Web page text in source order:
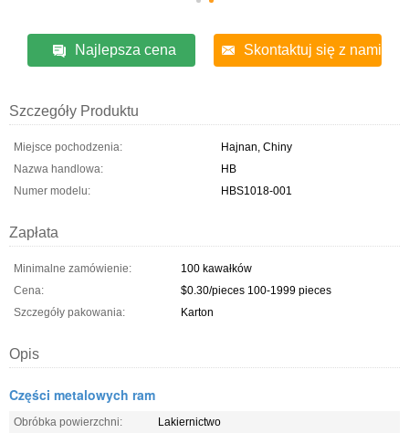
Najlepsza cena Skontaktuj się z nami
Szczegóły Produktu
Miejsce pochodzenia:
Hajnan, Chiny
Nazwa handlowa:
HB
Numer modelu:
HBS1018-001
Zapłata
Minimalne zamówienie:
100 kawałków
Cena:
$0.30/pieces 100-1999 pieces
Szczegóły pakowania:
Karton
Opis
Części metalowych ram
Obróbka powierzchni:
Lakiernictwo